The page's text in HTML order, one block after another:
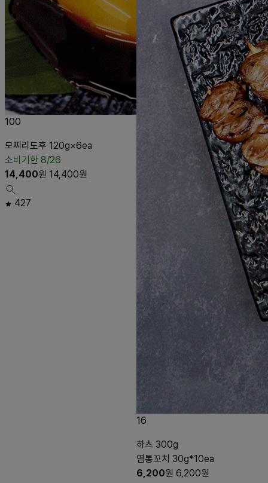
100
모찌리도후 120g×6ea
소비기한 8/26
14,400원 14,400원
427
16
하츠 300g
염통꼬치 30g*10ea
6,200원 6,200원